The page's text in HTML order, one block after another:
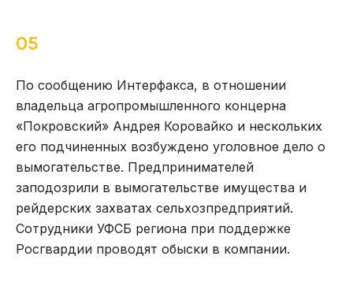
05
По сообщению Интерфакса, в отношении
владельца агропромышленного концерна
«Покровский» Андрея Коровайко и нескольких
его подчиненных возбуждено уголовное дело о
вымогательстве. Предпринимателей
заподозрили в вымогательстве имущества и
рейдерских захватах сельхозпредприятий.
Сотрудники УФСБ региона при поддержке
Росгвардии проводят обыски в компании.